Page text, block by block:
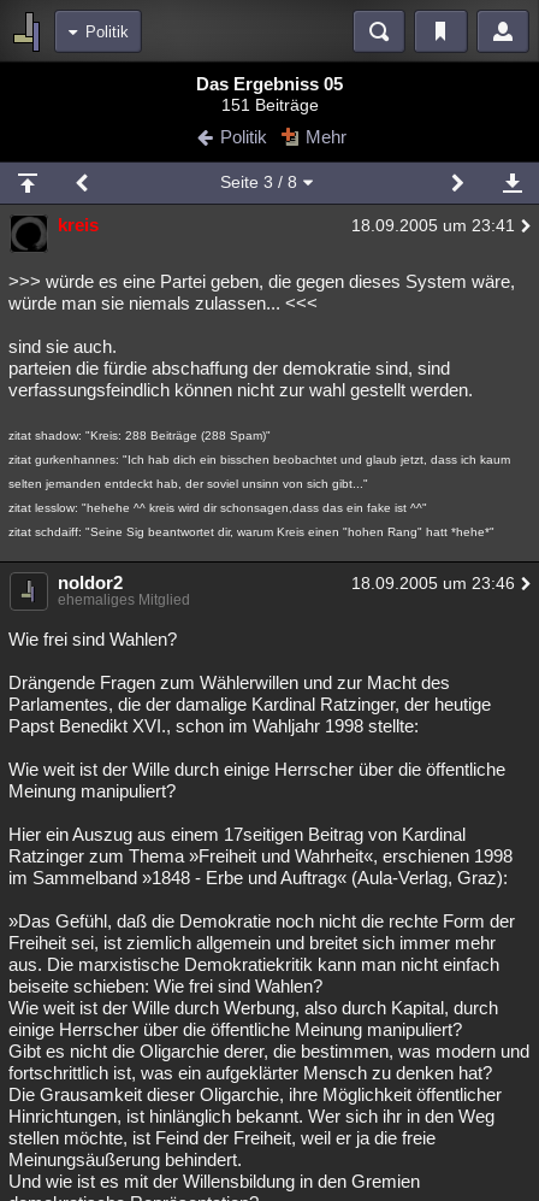
Politik
Blogs Videos
Chat Wiki Neuigkeiten
meine Rubriken
Menschen Mystery Kriminalfälle
Spiritualität Verschwörungen Technologie Ufologie
weitere Rubriken
Philosophie Träume Orte Esoterik Literatur
Astronomie Helpdesk Gruppen
Musik Clash Verbesserungen Allmystery
Übersichten
Besucht Teilgenommen Alle Neue Geschlossen
Lesenswert Schlüsselwörter
Das Ergebniss 05
151 Beiträge
Politik Mehr
Seite 3 / 8
kreis 18.09.2005 um 23:41
>>> würde es eine Partei geben, die gegen dieses System wäre,
würde man sie niemals zulassen... <<<
sind sie auch.
parteien die fürdie abschaffung der demokratie sind, sind
verfassungsfeindlich können nicht zur wahl gestellt werden.
zitat shadow: "Kreis: 288 Beiträge (288 Spam)"
zitat gurkenhannes: "Ich hab dich ein bisschen beobachtet und glaub jetzt, dass ich kaum
selten jemanden entdeckt hab, der soviel unsinn von sich gibt..."
zitat lesslow: "hehehe ^^ kreis wird dir schonsagen,dass das ein fake ist ^^"
zitat schdaiff: "Seine Sig beantwortet dir, warum Kreis einen "hohen Rang" hatt *hehe*"
noldor2 18.09.2005 um 23:46
ehemaliges Mitglied
Wie frei sind Wahlen?
Drängende Fragen zum Wählerwillen und zur Macht des
Parlamentes, die der damalige Kardinal Ratzinger, der heutige
Papst Benedikt XVI., schon im Wahljahr 1998 stellte:
Wie weit ist der Wille durch einige Herrscher über die öffentliche
Meinung manipuliert?
Hier ein Auszug aus einem 17seitigen Beitrag von Kardinal
Ratzinger zum Thema »Freiheit und Wahrheit«, erschienen 1998
im Sammelband »1848 - Erbe und Auftrag« (Aula-Verlag, Graz):
»Das Gefühl, daß die Demokratie noch nicht die rechte Form der
Freiheit sei, ist ziemlich allgemein und breitet sich immer mehr
aus. Die marxistische Demokratiekritik kann man nicht einfach
beiseite schieben: Wie frei sind Wahlen?
Wie weit ist der Wille durch Werbung, also durch Kapital, durch
einige Herrscher über die öffentliche Meinung manipuliert?
Gibt es nicht die Oligarchie derer, die bestimmen, was modern und
fortschrittlich ist, was ein aufgeklärter Mensch zu denken hat?
Die Grausamkeit dieser Oligarchie, ihre Möglichkeit öffentlicher
Hinrichtungen, ist hinlänglich bekannt. Wer sich ihr in den Weg
stellen möchte, ist Feind der Freiheit, weil er ja die freie
Meinungsäußerung behindert.
Und wie ist es mit der Willensbildung in den Gremien